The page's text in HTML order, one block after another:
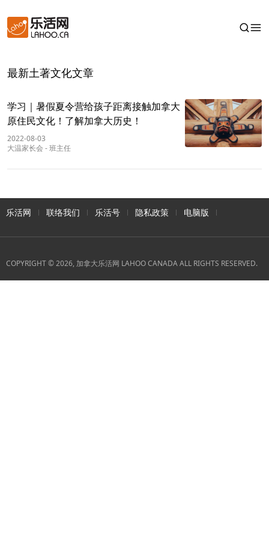
最新土著文化文章
学习｜暑假夏令营给孩子距离接触加拿大
原住民文化！了解加拿大历史！
2022-08-03
大温家长会-班主任
乐活网 联络我们 乐活号 隐私政策 电脑版
COPYRIGHT © 2026, 加拿大乐活网 LAHOO CANADA ALL RIGHTS RESERVED.